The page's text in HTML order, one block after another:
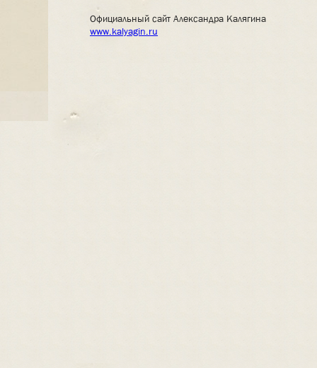
Официальный сайт Александра Калягина
www.kalyagin.ru